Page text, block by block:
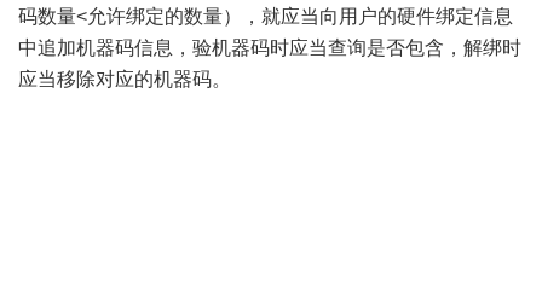
码数量<允许绑定的数量），就应当向用户的硬件绑定信息
中追加机器码信息，验机器码时应当查询是否包含，解绑时
应当移除对应的机器码。